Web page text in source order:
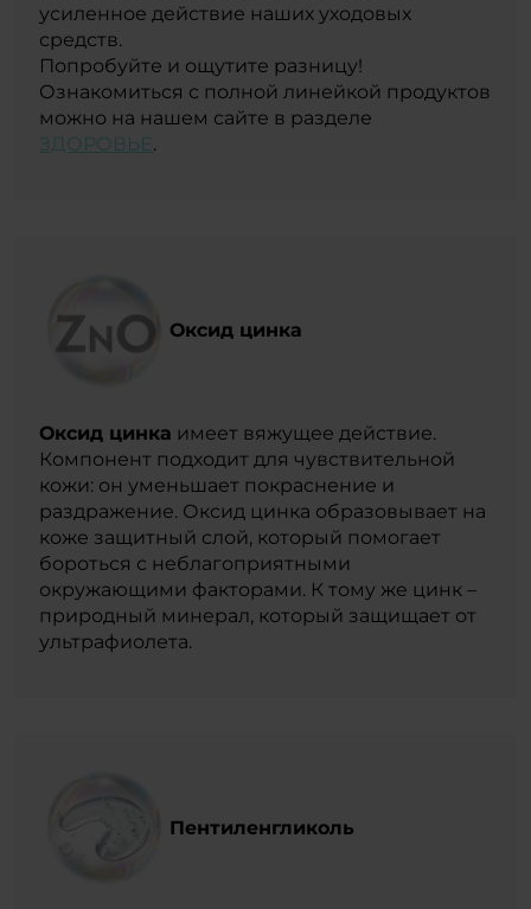
усиленное действие наших уходовых
средств.
Попробуйте и ощутите разницу!
Ознакомиться с полной линейкой продуктов
можно на нашем сайте в разделе
ЗДОРОВЬЕ.
Оксид цинка
Оксид цинка имеет вяжущее действие.
Компонент подходит для чувствительной
кожи: он уменьшает покраснение и
раздражение. Оксид цинка образовывает на
коже защитный слой, который помогает
бороться с неблагоприятными
окружающими факторами. К тому же цинк –
природный минерал, который защищает от
ультрафиолета.
Пентиленгликоль